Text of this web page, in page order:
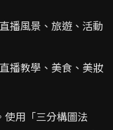
播風景、旅遊、活動
播教學、美食、美妝
使用「三分構圖法